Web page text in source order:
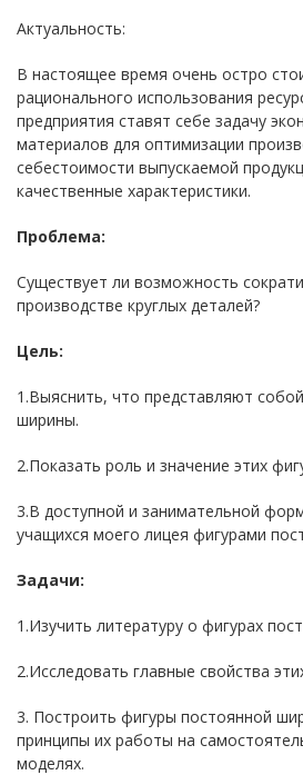
Актуальность:
В настоящее время очень остро
рационального использования
предприятия ставят себе задачу
материалов для оптимизации
себестоимости выпускаемой
качественные характеристики.
Проблема:
Существует ли возможность
производстве круглых деталей?
Цель:
1.Выяснить, что представляют
ширины.
2.Показать роль и значение этих
3.В доступной и занимательной
учащихся моего лицея фигурами
Задачи:
1.Изучить литературу о фигурах
2.Исследовать главные свойства
3. Построить фигуры постоянной
принципы их работы на
моделях.